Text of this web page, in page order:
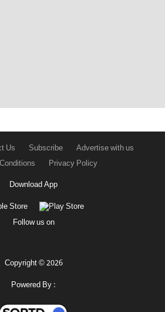
Us Subscribe
Advertise with us
Privacy Policy
Download App
Follow us on
Copyright © 2026
Powered By :